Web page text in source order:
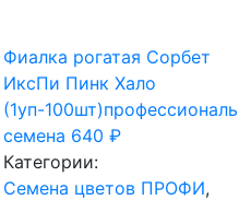
Фиалка рогатая Сорбет
ИксПи Пинк Хало
(1уп-
семена 640₽
Категории:
Cемена цветов ПРОФИ,